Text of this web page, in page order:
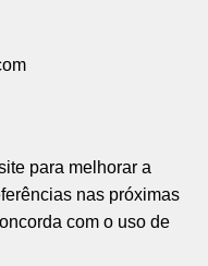
para melhorar a
nas próximas
com o uso de